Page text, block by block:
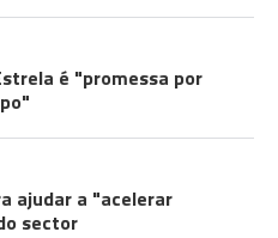
é "promessa por
ajudar a "acelerar
sector